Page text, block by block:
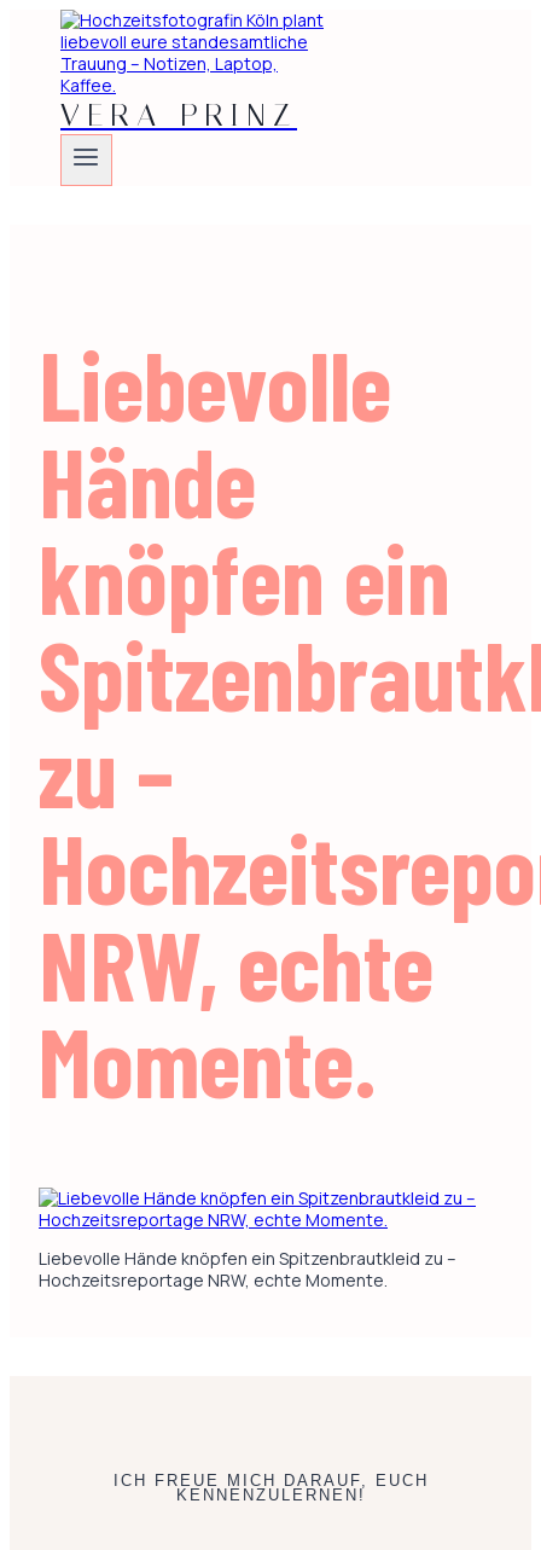
springen
VERA PRINZ
Liebevolle
Hände
knöpfen ein
zu –
NRW, echte
Momente.
Liebevolle Hände knöpfen ein Spitzenbrautkleid zu –
Hochzeitsreportage NRW, echte Momente.
ICH FREUE MICH DARAUF, EUCH
KENNENZULERNEN!